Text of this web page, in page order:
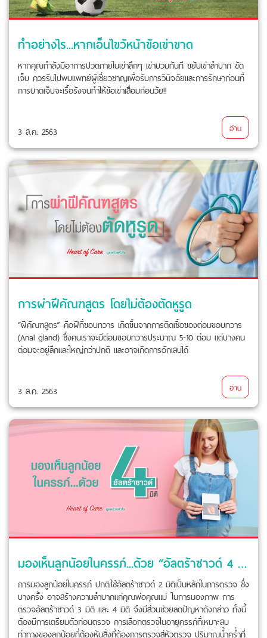
ทำอย่างไร...หากเอ็นไขว้หน้าข้อเข่าขาด
หากคุณกำลังมีอาการปวดภายในเข่าลึกๆ เข่าบวมทันที ขยับเข่าลำบาก ขัด
เจ็บ ควรรีบไปพบแพทย์ผู้เชี่ยวชาญเพื่อรับการวินิจฉัยและการรักษาก่อนที่
การบาดเจ็บจะเรื้อรังจนทำให้ข้อเข่าเสื่อมก่อนวัย!!
3 ส.ค. 2563 อ่าน
การผ่าฝีคัณฑสูตร โดยไม่ต้องตัดหูรูด
“ฝีคัณฑสูตร” คือฝีที่ขอบทวาร เกิดขึ้นจากการติดเชื้อของต่อมขอบทวาร
(Anal gland) ซึ่งคนเราจะมีต่อมขอบทวารประมาณ 5-10 ต่อม แต่บางคน
ต่อมจะอยู่ลึกและใหญ่กว่าปกติ และอาจเกิดการอักเสบได้
3 ส.ค. 2563 อ่าน
มองเห็นลูกน้อยในครรภ์...ด้วย “อัลตร้าซาวด์ 4 มิติ”
การมองลูกน้อยในครรภ์ ปกติใช้อัลตร้าซาวด์ 2 มิติเป็นหลักในการตรวจ ซึ่ง
บางครั้ง อาจสร้างความลำบากแก่คุณพ่อคุณแม่ ในการมองภาพ การ
ตรวจอัลตร้าซาวด์ 3 มิติ และ 4 มิติ จึงมีส่วนช่วยลดปัญหาดังกล่าว ทั้งนี้
ต้องมีการเตรียมตัวก่อนตรวจ การเลือกตรวจในอายุครรภ์ที่เหมาะสม
ท่าทางของลูกน้อยที่ต้องหันสิ่งที่ต้องการตรวจสู่หัวตรวจ ปริมาณน้ำคร่ำที่